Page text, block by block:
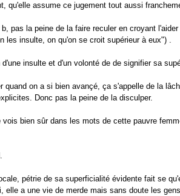
qu'elle assume ce jugement tout aussi
pas la peine de la faire reculer en croyant
les insulte, on qu'on se croit supérieur à eux") .
insulte et d'un volonté de de signifier sa
quand on a si bien avançé, ça s'appelle de la
Donc pas la peine de la disculper.
vois bien sûr dans les mots de cette pauvre
pétrie de sa superficialité évidente fait se
elle a une vie de merde mais sans doute les